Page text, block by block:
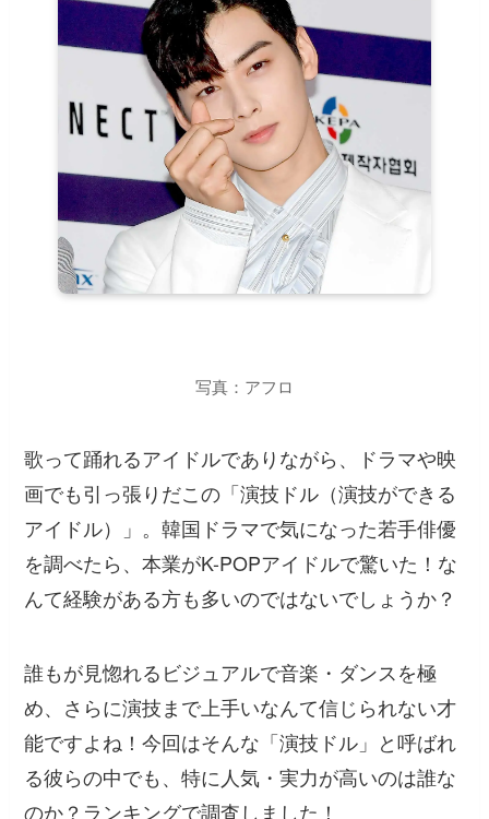
写真：アフロ
歌って踊れるアイドルでありながら、ドラマや映
画でも引っ張りだこの「演技ドル（演技ができる
アイドル）」。韓国ドラマで気になった若手俳優
を調べたら、本業がK-POPアイドルで驚いた！な
んて経験がある方も多いのではないでしょうか？
誰もが見惚れるビジュアルで音楽・ダンスを極
め、さらに演技まで上手いなんて信じられない才
能ですよね！今回はそんな「演技ドル」と呼ばれ
る彼らの中でも、特に人気・実力が高いのは誰な
のか？ランキングで調査しました！